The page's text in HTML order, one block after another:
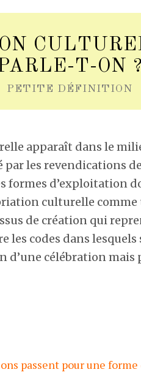
T-ON ?
PETITE DÉFINITION
apparaît dans le
par les revendications
formes d’exploitation
culturelle comme
de création qui
les codes dans
d’une célébration
passent pour une forme